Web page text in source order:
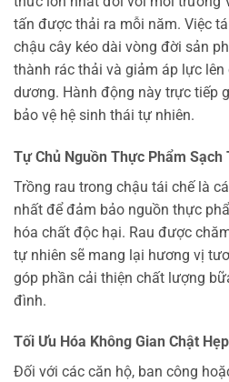
tấn được thải ra mỗi năm. Việc
chậu cây kéo dài vòng đời sản
thành rác thải và giảm áp lực
dương. Hành động này trực tiếp
bảo vệ hệ sinh thái tự nhiên.
Tự Chủ Nguồn Thực Phẩm Sạch
Trồng rau trong chậu tái chế là
nhất để đảm bảo nguồn thực
hóa chất độc hại. Rau được
tự nhiên sẽ mang lại hương vị
góp phần cải thiện chất lượng
đình.
Tối Ưu Hóa Không Gian Chật
Đối với các căn hộ, ban công